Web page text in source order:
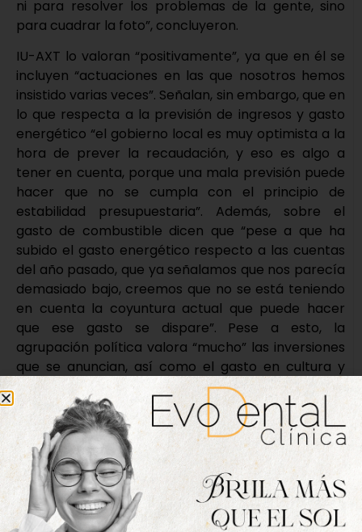
ni para resolver los problemas de la gente, sino
para cuadrar la foto”, concluyeron.
IU-AXT lo valoran “positivamente”, ya que en él se
incluyen “actuaciones en las que nosotros hemos
insistido varias veces”. Señalan, sin embargo, que en
lo que respecta a la previsión de ingresos y gasto
energético “el gobierno local es muy optimista a la
hora de prever la recaudación, y eso es algo a
tener en cuenta, porque una mala previsión puede
hacer que no se cumpla con el principio de
estabilidad presupuestaria”. Además, sobre el
gasto de combustible dicen que “pese a que ha
subido el gasto energético respecto a las cuentas
del año pasado, que ya señalamos que nos parecía
demasiado bajo, creemos que no se está teniendo
en cuenta la coyuntura actual que puede hacer
que ese gasto se dispare”. Pese a esto, la
agrupación política valora “mucho” las inversiones
que se anuncian, así como el gasto en cultura y
deporte, pero entienden que “falta inversiones que
no se pueden demorar más”, y entre ellas se
encuentra la dotación de espacios de sombra a la
residencia Villa de Tordesillas, puesto que “hay
partes que no tienen gran uso dónde se podría
realizar un proyecto de renaturalización para
dotarlas de arbolado y algún banco para disfrute
de los usuarios y sus familias”.